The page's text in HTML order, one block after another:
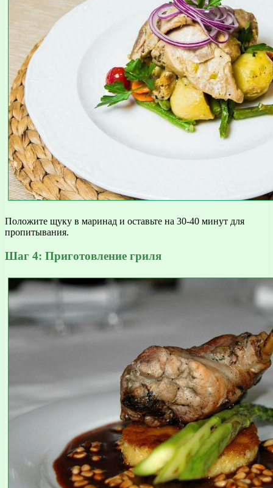
Положите щуку в маринад и оставьте на 30-40 минут для
пропитывания.
Шаг 4: Приготовление гриля